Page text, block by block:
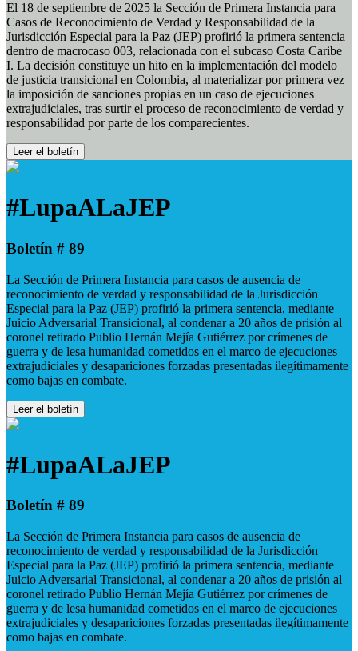
El 18 de septiembre de 2025 la Sección de Primera Instancia para
Casos de Reconocimiento de Verdad y Responsabilidad de la
Jurisdicción Especial para la Paz (JEP) profirió la primera sentencia
dentro de macrocaso 003, relacionada con el subcaso Costa Caribe
I. La decisión constituye un hito en la implementación del modelo
de justicia transicional en Colombia, al materializar por primera vez
la imposición de sanciones propias en un caso de ejecuciones
extrajudiciales, tras surtir el proceso de reconocimiento de verdad y
responsabilidad por parte de los comparecientes.
Leer el boletín
#LupaALaJEP
Boletín # 89
La Sección de Primera Instancia para casos de ausencia de
reconocimiento de verdad y responsabilidad de la Jurisdicción
Especial para la Paz (JEP) profirió la primera sentencia, mediante
Juicio Adversarial Transicional, al condenar a 20 años de prisión al
coronel retirado Publio Hernán Mejía Gutiérrez por crímenes de
guerra y de lesa humanidad cometidos en el marco de ejecuciones
extrajudiciales y desapariciones forzadas presentadas ilegítimamente
como bajas en combate.
Leer el boletín
#LupaALaJEP
Boletín # 89
La Sección de Primera Instancia para casos de ausencia de
reconocimiento de verdad y responsabilidad de la Jurisdicción
Especial para la Paz (JEP) profirió la primera sentencia, mediante
Juicio Adversarial Transicional, al condenar a 20 años de prisión al
coronel retirado Publio Hernán Mejía Gutiérrez por crímenes de
guerra y de lesa humanidad cometidos en el marco de ejecuciones
extrajudiciales y desapariciones forzadas presentadas ilegítimamente
como bajas en combate.